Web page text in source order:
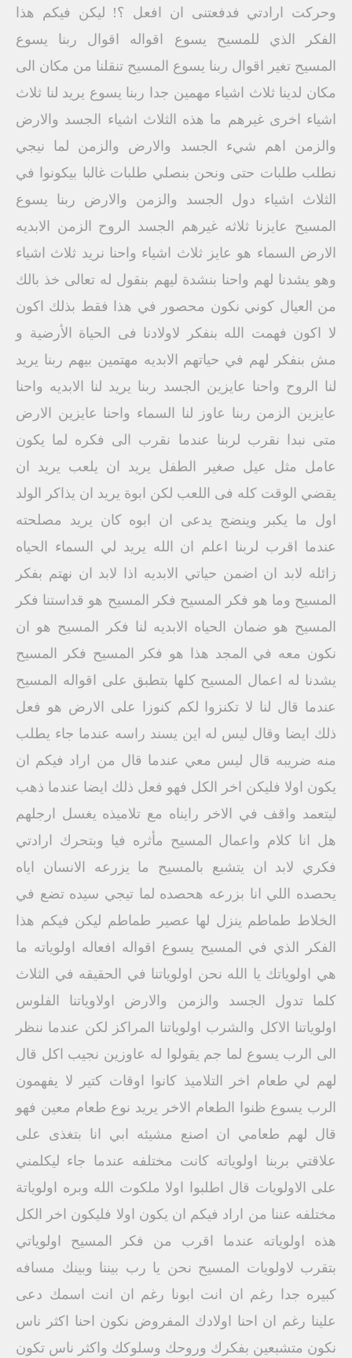
وحركت ارادتي فدفعتنى ان افعل ؟! ليكن فيكم هذا
الفكر الذي للمسيح يسوع اقواله اقوال ربنا يسوع
المسيح تغير اقوال ربنا يسوع المسيح تنقلنا من مكان الى
مكان لدينا ثلاث اشياء مهمين جدا ربنا يسوع يريد لنا ثلاث
اشياء اخرى غيرهم ما هذه الثلاث اشياء الجسد والارض
والزمن اهم شيء الجسد والارض والزمن لما نيجي
نطلب طلبات حتى ونحن بنصلي طلبات غالبا بيكونوا في
الثلاث اشياء دول الجسد والزمن والارض ربنا يسوع
المسيح عايزنا ثلاثه غيرهم الجسد الروح الزمن الابديه
الارض السماء هو عايز ثلاث اشياء واحنا نريد ثلاث اشياء
وهو يشدنا لهم واحنا بنشدة ليهم بنقول له تعالى خذ بالك
من العيال كوني نكون محصور في هذا فقط بذلك اكون
لا اكون فهمت الله بنفكر لاولادنا فى الحياة الأرضية و
مش بنفكر لهم في حياتهم الابديه مهتمين بيهم ربنا يريد
لنا الروح واحنا عايزين الجسد ربنا يريد لنا الابديه واحنا
عايزين الزمن ربنا عاوز لنا السماء واحنا عايزين الارض
متى نبدا نقرب لربنا عندما نقرب الى فكره لما يكون
عامل مثل عيل صغير الطفل يريد ان يلعب يريد ان
يقضي الوقت كله فى اللعب لكن ابوة يريد ان يذاكر الولد
اول ما يكبر وينضج يدعى ان ابوه كان يريد مصلحته
عندما اقرب لربنا اعلم ان الله يريد لي السماء الحياه
زائله لابد ان اضمن حياتي الابديه اذا لابد ان نهتم بفكر
المسيح وما هو فكر المسيح فكر المسيح هو قداستنا فكر
المسيح هو ضمان الحياه الابديه لنا فكر المسيح هو ان
نكون معه في المجد هذا هو فكر المسيح فكر المسيح
يشدنا له اعمال المسيح كلها بتطبق على اقواله المسيح
عندما قال لنا لا تكنزوا لكم كنوزا على الارض هو فعل
ذلك ايضا وقال ليس له اين يسند راسه عندما جاء يطلب
منه ضريبه قال ليس معي عندما قال من اراد فيكم ان
يكون اولا فليكن اخر الكل فهو فعل ذلك ايضا عندما ذهب
ليتعمد واقف في الاخر رايناه مع تلاميذه يغسل ارجلهم
هل انا كلام واعمال المسيح مأثره فيا وبتحرك ارادتي
فكري لابد ان يتشبع بالمسيح ما يزرعه الانسان اياه
يحصده اللي انا بزرعه هحصده لما تيجي سيده تضع في
الخلاط طماطم ينزل لها عصير طماطم ليكن فيكم هذا
الفكر الذي في المسيح يسوع اقواله افعاله اولوياته ما
هي اولوياتك يا الله نحن اولوياتنا في الحقيقه في الثلاث
كلما تدول الجسد والزمن والارض اولاوياتنا الفلوس
اولوياتنا الاكل والشرب اولوياتنا المراكز لكن عندما ننظر
الى الرب يسوع لما جم يقولوا له عاوزين نجيب اكل قال
لهم لي طعام اخر التلاميذ كانوا اوقات كتير لا يفهمون
الرب يسوع ظنوا الطعام الاخر يريد نوع طعام معين فهو
قال لهم طعامي ان اصنع مشيئه ابي انا بتغذى على
علاقتي بربنا اولوياته كانت مختلفه عندما جاء ليكلمني
على الاولويات قال اطلبوا اولا ملكوت الله وبره اولوياتة
مختلفه عننا من اراد فيكم ان يكون اولا فليكون اخر الكل
هذه اولوياته عندما اقرب من فكر المسيح اولوياتي
بتقرب لاولويات المسيح نحن يا رب بيننا وبينك مسافه
كبيره جدا رغم ان انت ابونا رغم ان انت اسمك دعى
علينا رغم ان احنا اولادك المفروض نكون احنا اكثر ناس
نكون متشبعين بفكرك وروحك وسلوكك واكثر ناس تكون